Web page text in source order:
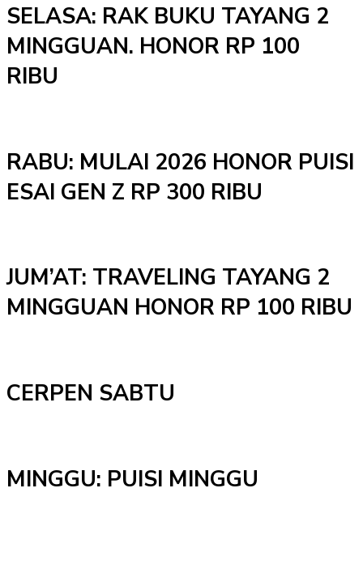
SELASA: RAK BUKU TAYANG 2
MINGGUAN. HONOR RP 100
RIBU
RABU: MULAI 2026 HONOR PUISI
ESAI GEN Z RP 300 RIBU
JUM’AT: TRAVELING TAYANG 2
MINGGUAN HONOR RP 100 RIBU
CERPEN SABTU
MINGGU: PUISI MINGGU